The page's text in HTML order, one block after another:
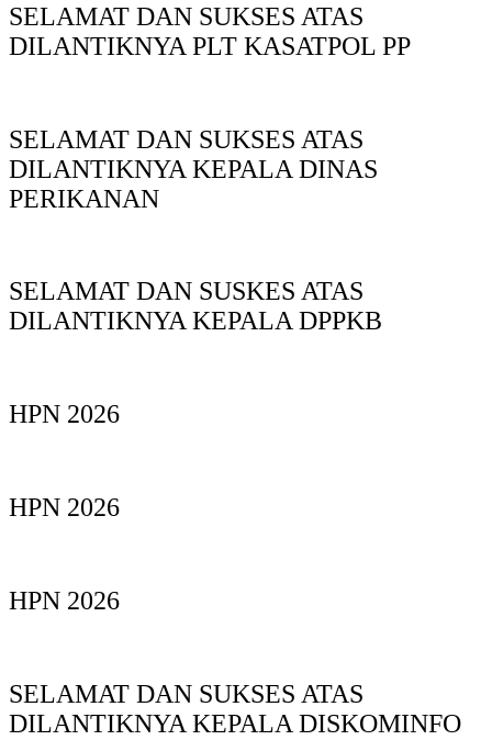
SELAMAT DAN SUKSES ATAS
DILANTIKNYA PLT KASATPOL PP
SELAMAT DAN SUKSES ATAS
DILANTIKNYA KEPALA DINAS
PERIKANAN
SELAMAT DAN SUSKES ATAS
DILANTIKNYA KEPALA DPPKB
HPN 2026
HPN 2026
HPN 2026
SELAMAT DAN SUKSES ATAS
DILANTIKNYA KEPALA DISKOMINFO